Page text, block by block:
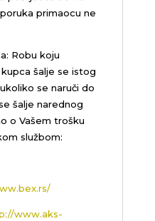
primaocu ne
Robu koju
šalje se istog
se naruči do
šalje narednog
o Vašem trošku
službom:
www.aks-